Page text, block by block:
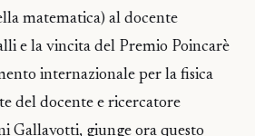
matematica) al docente
e la vincita del Premio Poincarè
internazionale per la fisica
del docente e ricercatore
Gallavotti, giunge ora questo